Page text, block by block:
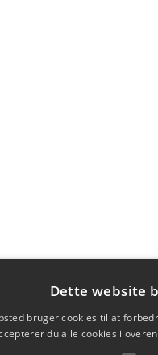
Dette website
bruger cookies til at
du alle cookies i